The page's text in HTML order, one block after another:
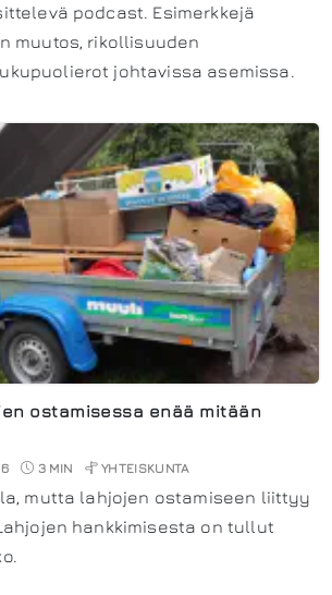
podcast. Esimerkkejä
muutos, rikollisuuden
johtavissa asemissa.
ostamisessa enää mitään
3 MIN YHTEISKUNTA
mutta lahjojen ostamiseen liittyy
hankkimisesta on tullut